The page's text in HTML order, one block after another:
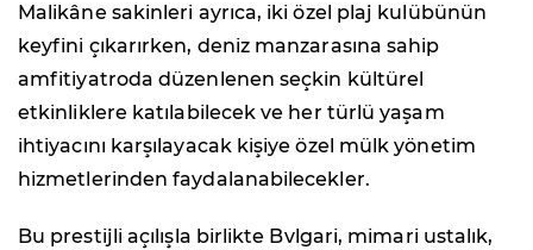
Malikâne sakinleri ayrıca, iki özel plaj kulübünün
keyfini çıkarırken, deniz manzarasına sahip
amfitiyatroda düzenlenen seçkin kültürel
etkinliklere katılabilecek ve her türlü yaşam
ihtiyacını karşılayacak kişiye özel mülk yönetim
hizmetlerinden faydalanabilecekler.
Bu prestijli açılışla birlikte Bvlgari, mimari ustalık,